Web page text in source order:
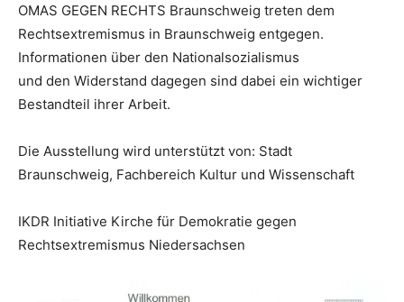
OMAS GEGEN RECHTS Braunschweig treten dem
Rechtsextremismus in Braunschweig entgegen.
Informationen über den Nationalsozialismus
und den Widerstand dagegen sind dabei ein wichtiger
Bestandteil ihrer Arbeit.
Die Ausstellung wird unterstützt von: Stadt
Braunschweig, Fachbereich Kultur und Wissenschaft
IKDR Initiative Kirche für Demokratie gegen
Rechtsextremismus Niedersachsen